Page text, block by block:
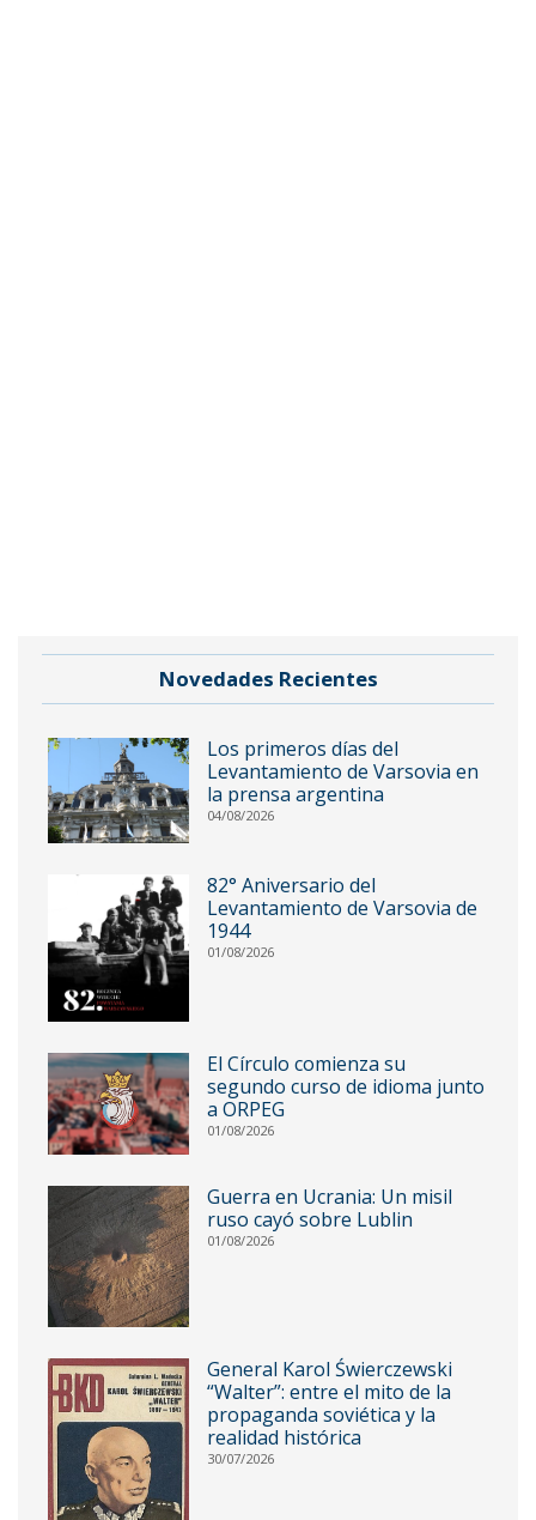
Novedades Recientes
Los primeros días del
Levantamiento de Varsovia en
la prensa argentina
04/08/2026
82° Aniversario del
Levantamiento de Varsovia de
1944
01/08/2026
El Círculo comienza su
segundo curso de idioma junto
a ORPEG
01/08/2026
Guerra en Ucrania: Un misil
ruso cayó sobre Lublin
01/08/2026
General Karol Świerczewski
“Walter”: entre el mito de la
propaganda soviética y la
realidad histórica
30/07/2026